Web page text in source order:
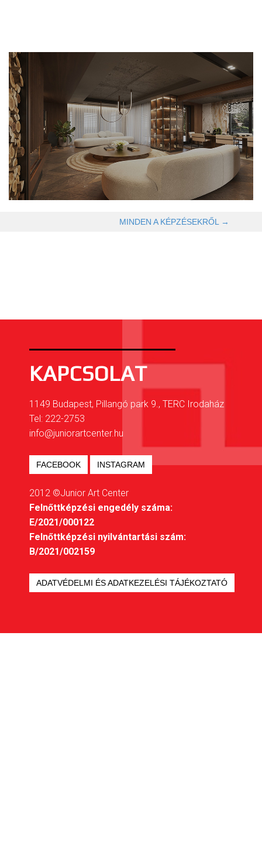
MINDEN A KÉPZÉSEKRŐL →
KAPCSOLAT
1149 Budapest, Pillangó park 9., TERC Irodaház
Tel: 222-2753
info@juniorartcenter.hu
FACEBOOK INSTAGRAM
2012 ©Junior Art Center
Felnőttképzési engedély száma:
E/2021/000122
Felnőttképzési nyilvántartási szám:
B/2021/002159
ADATVÉDELMI ÉS ADATKEZELÉSI TÁJÉKOZTATÓ